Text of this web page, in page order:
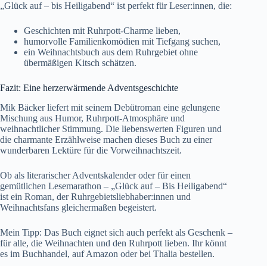
„Glück auf – bis Heiligabend“ ist perfekt für Leser:innen, die:
Geschichten mit Ruhrpott-Charme lieben,
humorvolle Familienkomödien mit Tiefgang suchen,
ein Weihnachtsbuch aus dem Ruhrgebiet ohne
übermäßigen Kitsch schätzen.
Fazit: Eine herzerwärmende Adventsgeschichte
Mik Bäcker liefert mit seinem Debütroman eine gelungene
Mischung aus Humor, Ruhrpott-Atmosphäre und
weihnachtlicher Stimmung. Die liebenswerten Figuren und
die charmante Erzählweise machen dieses Buch zu einer
wunderbaren Lektüre für die Vorweihnachtszeit.
Ob als literarischer Adventskalender oder für einen
gemütlichen Lesemarathon – „Glück auf – Bis Heiligabend“
ist ein Roman, der Ruhrgebietsliebhaber:innen und
Weihnachtsfans gleichermaßen begeistert.
Mein Tipp: Das Buch eignet sich auch perfekt als Geschenk –
für alle, die Weihnachten und den Ruhrpott lieben. Ihr könnt
es im Buchhandel, auf Amazon oder bei Thalia bestellen.